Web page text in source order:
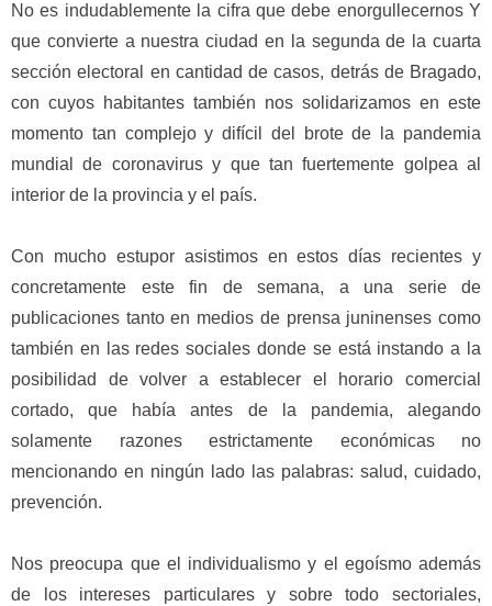
No es indudablemente la cifra que debe enorgullecernos Y
que convierte a nuestra ciudad en la segunda de la cuarta
sección electoral en cantidad de casos, detrás de Bragado,
con cuyos habitantes también nos solidarizamos en este
momento tan complejo y difícil del brote de la pandemia
mundial de coronavirus y que tan fuertemente golpea al
interior de la provincia y el país.
Con mucho estupor asistimos en estos días recientes y
concretamente este fin de semana, a una serie de
publicaciones tanto en medios de prensa juninenses como
también en las redes sociales donde se está instando a la
posibilidad de volver a establecer el horario comercial
cortado, que había antes de la pandemia, alegando
solamente razones estrictamente económicas no
mencionando en ningún lado las palabras: salud, cuidado,
prevención.
Nos preocupa que el individualismo y el egoísmo además
de los intereses particulares y sobre todo sectoriales,